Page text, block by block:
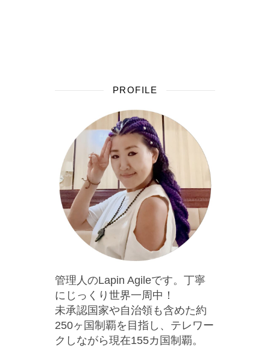
PROFILE
管理人のLapin Agileです。丁寧
にじっくり世界一周中！
未承認国家や自治領も含めた約
250ヶ国制覇を目指し、テレワー
クしながら現在155カ国制覇。